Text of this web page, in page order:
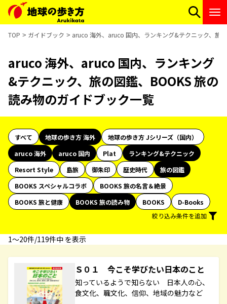
TOP ガイドブック aruco 海外、aruco 国内、ランキング&テクニック、旅
aruco 海外、aruco 国内、ランキング
&テクニック、旅の図鑑、BOOKS 旅の
読み物のガイドブック一覧
すべて 地球の歩き方 海外
地球の歩き方 Jシリーズ（国内）
aruco 海外
aruco 国内 Plat
ランキング&テクニック
Resort Style
島旅 御朱印 歴史時代
旅の図鑑
BOOKS スペシャルコラボ
BOOKS 旅の名言＆絶景
BOOKS 旅と健康
BOOKS 旅の読み物 BOOKS
D-Books
絞り込み条件を追加
1〜20件/119件中 を表示
Ｓ０１ 今こそ学びたい日本のこと
知っているようで知らない 日本人の心、
食文化、職文化、信仰、地域の魅力など